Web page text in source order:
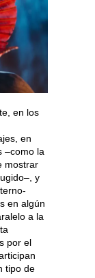
en los
en
–como la
mostrar
y
en algún
a la
por el
tipo de